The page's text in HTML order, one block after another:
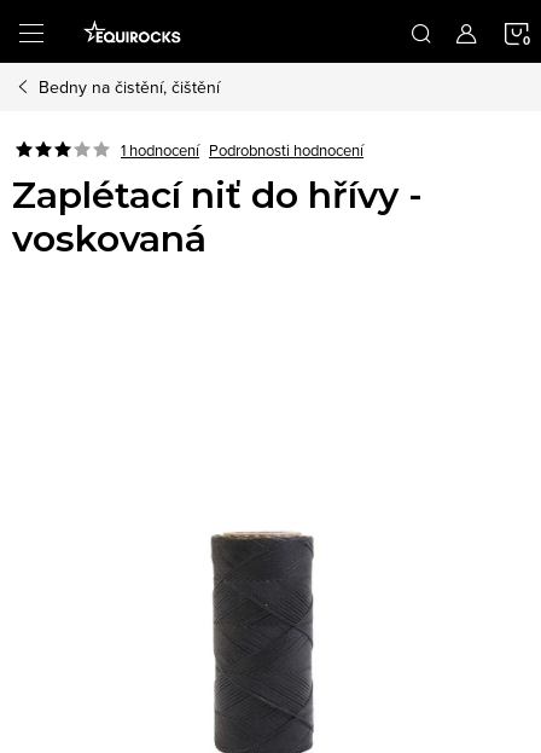
obsah
Bedny na čistění, čištění
1 hodnocení Podrobnosti hodnocení
Zaplétací niť do hřívy -
voskovaná